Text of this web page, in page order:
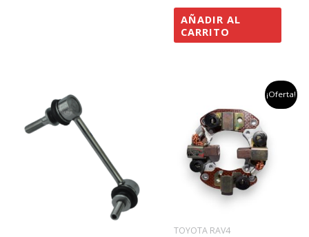
AÑADIR AL
CARRITO
¡Oferta!
TOYOTA RAV4
original
era:
$100,000.
el
precio
actual